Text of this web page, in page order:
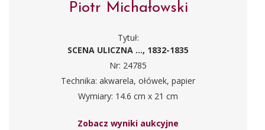
Piotr Michałowski
Tytuł:
SCENA ULICZNA ..., 1832-1835
Nr: 24785
Technika: akwarela, ołówek, papier
Wymiary: 14.6 cm x 21 cm
Zobacz wyniki aukcyjne